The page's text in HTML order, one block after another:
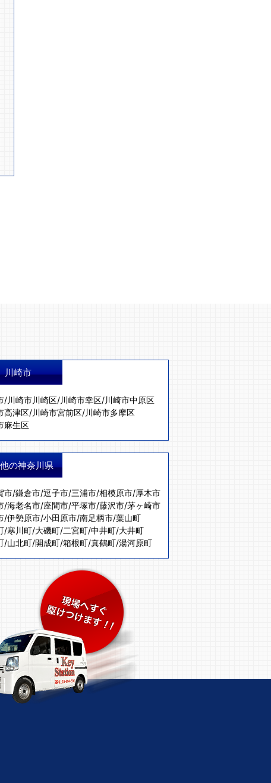
川崎市
/川崎市川崎区/川崎市幸区/川崎市中原区
高津区/川崎市宮前区/川崎市多摩区
麻生区
の神奈川県
市/鎌倉市/逗子市/三浦市/相模原市/厚木市
/海老名市/座間市/平塚市/藤沢市/茅ヶ崎市
/伊勢原市/小田原市/南足柄市/葉山町
/寒川町/大磯町/二宮町/中井町/大井町
/山北町/開成町/箱根町/真鶴町/湯河原町